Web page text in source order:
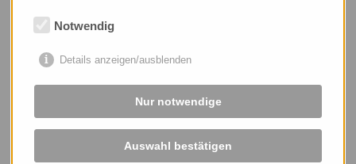
Notwendig
Details anzeigen/ausblenden
Nur notwendige
Auswahl bestätigen